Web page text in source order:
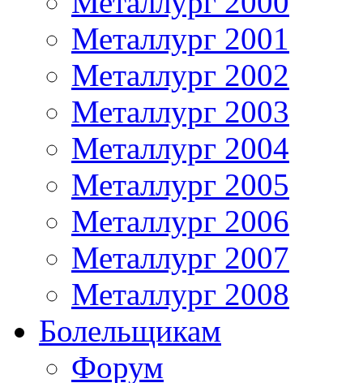
Металлург 2001
Металлург 2002
Металлург 2003
Металлург 2004
Металлург 2005
Металлург 2006
Металлург 2007
Металлург 2008
Болельщикам
Форум